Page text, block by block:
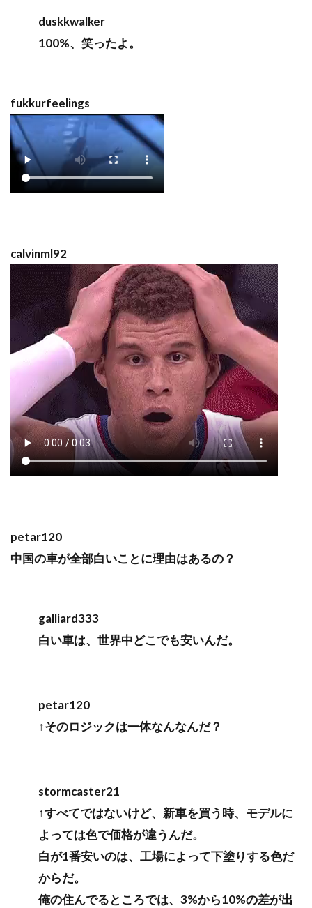
duskkwalker
100%、笑ったよ。
fukkurfeelings
calvinml92
petar120
中国の車が全部白いことに理由はあるの？
galliard333
白い車は、世界中どこでも安いんだ。
petar120
↑そのロジックは一体なんなんだ？
stormcaster21
↑すべてではないけど、新車を買う時、モデルに
よっては色で価格が違うんだ。
白が1番安いのは、工場によって下塗りする色だ
からだ。
俺の住んでるところでは、3%から10%の差が出